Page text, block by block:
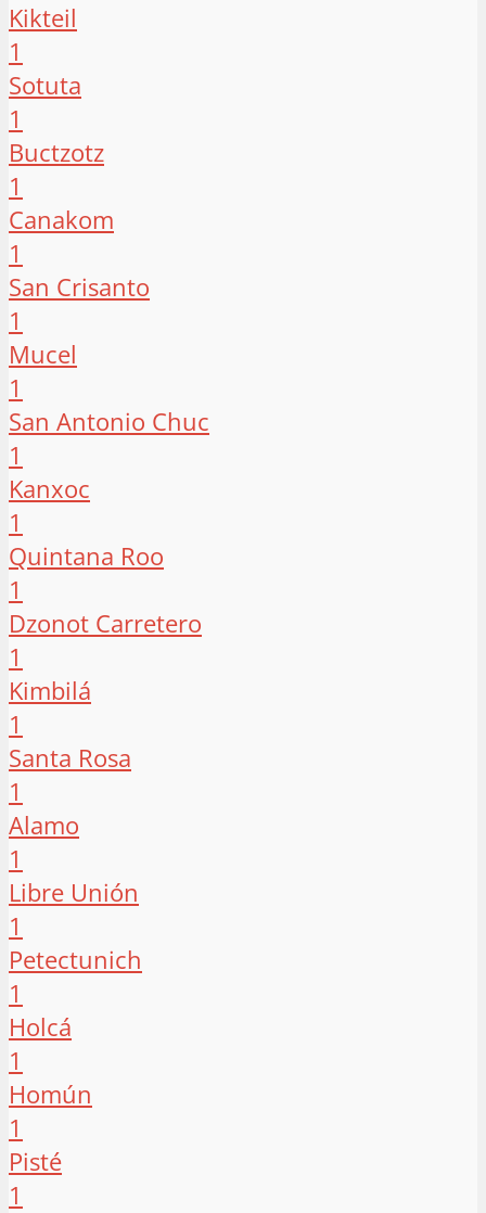
Kikteil
1
Sotuta
1
Buctzotz
1
Canakom
1
San Crisanto
1
Mucel
1
San Antonio Chuc
1
Kanxoc
1
Quintana Roo
1
Dzonot Carretero
1
Kimbilá
1
Santa Rosa
1
Alamo
1
Libre Unión
1
Petectunich
1
Holcá
1
Homún
1
Pisté
1